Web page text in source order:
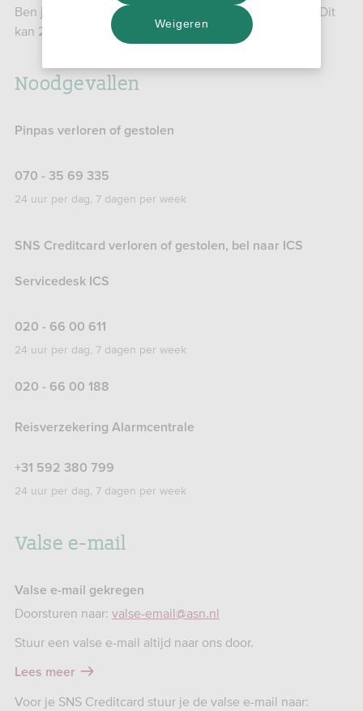
Ben je opgelicht? Of twijfel je? Bel de klantenservice. Dit
kan 24/7.
Noodgevallen
Pinpas verloren of gestolen
070 - 35 69 335
24 uur per dag, 7 dagen per week
SNS Creditcard verloren of gestolen, bel naar ICS
Servicedesk ICS
020 - 66 00 611
24 uur per dag, 7 dagen per week
020 - 66 00 188
Reisverzekering Alarmcentrale
+31 592 380 799
24 uur per dag, 7 dagen per week
Valse e-mail
Valse e-mail gekregen
Doorsturen naar: valse-email@asn.nl
Stuur een valse e-mail altijd naar ons door.
Lees meer
Voor je SNS Creditcard stuur je de valse e-mail naar:
Weigeren